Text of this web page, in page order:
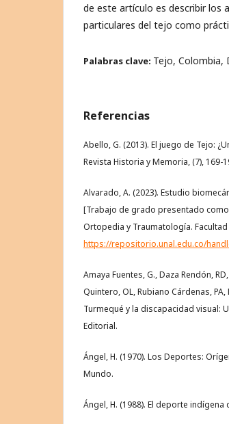
de este artículo es describir los
particulares del tejo como
Palabras clave: Tejo,
Referencias
Abello, G. (2013). El juego de Tejo:
Revista Historia y Memoria, (7), 169-
Alvarado, A. (2023). Estudio
[Trabajo de grado presentado
Ortopedia y Traumatología.
https://repositorio.unal.edu.co/
Amaya Fuentes, G., Daza Rendón,
Quintero, OL, Rubiano Cárdenas,
Turmequé y la discapacidad visual:
Editorial.
Ángel, H. (1970). Los Deportes:
Mundo.
Ángel, H. (1988). El deporte